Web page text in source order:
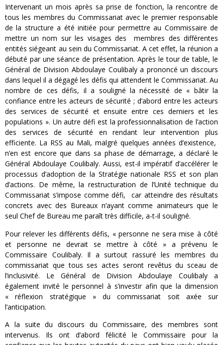
Intervenant un mois après sa prise de fonction, la rencontre de
tous les membres du Commissariat avec le premier responsable
de la structure a été initiée pour permettre au Commissaire de
mettre un nom sur les visages des membres des différentes
entités siégeant au sein du Commissariat. A cet effet, la réunion a
débuté par une séance de présentation. Après le tour de table, le
Général de Division Abdoulaye Coulibaly a prononcé un discours
dans lequel il a dégagé les défis qui attendent le Commissariat. Au
nombre de ces défis, il a souligné la nécessité de « bâtir la
confiance entre les acteurs de sécurité ; d’abord entre les acteurs
des services de sécurité et ensuite entre ces derniers et les
populations ». Un autre défi est la professionnalisation de l’action
des services de sécurité en rendant leur intervention plus
efficiente. La RSS au Mali, malgré quelques années d’existence,
n’en est encore que dans sa phase de démarrage, a déclaré le
Général Abdoulaye Coulibaly. Aussi, est-il impératif d’accélérer le
processus d’adoption de la Stratégie nationale RSS et son plan
d’actions. De même, la restructuration de l’Unité technique du
Commissariat s’impose comme défi, car atteindre des résultats
concrets avec des Bureaux n’ayant comme animateurs que le
seul Chef de Bureau me paraît très difficile, a-t-il souligné.
Pour relever les différents défis, « personne ne sera mise à côté
et personne ne devrait se mettre à côté » a prévenu le
Commissaire Coulibaly. Il a surtout rassuré les membres du
commissariat que tous ses actes seront revêtus du sceau de
l’inclusivité. Le Général de Division Abdoulaye Coulibaly a
également invité le personnel à s’investir afin que la dimension
« réflexion stratégique » du commissariat soit axée sur
l’anticipation.
A la suite du discours du Commissaire, des membres sont
intervenus. Ils ont d’abord félicité le Commissaire pour la